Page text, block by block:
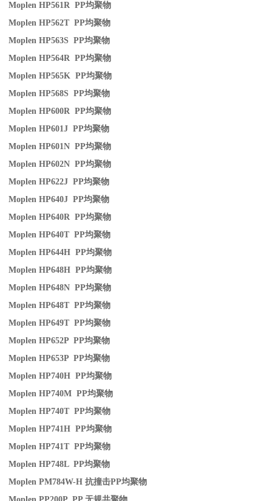
Moplen HP561R PP均聚物
Moplen HP562T PP均聚物
Moplen HP563S PP均聚物
Moplen HP564R PP均聚物
Moplen HP565K PP均聚物
Moplen HP568S PP均聚物
Moplen HP600R PP均聚物
Moplen HP601J PP均聚物
Moplen HP601N PP均聚物
Moplen HP602N PP均聚物
Moplen HP622J PP均聚物
Moplen HP640J PP均聚物
Moplen HP640R PP均聚物
Moplen HP640T PP均聚物
Moplen HP644H PP均聚物
Moplen HP648H PP均聚物
Moplen HP648N PP均聚物
Moplen HP648T PP均聚物
Moplen HP649T PP均聚物
Moplen HP652P PP均聚物
Moplen HP653P PP均聚物
Moplen HP740H PP均聚物
Moplen HP740M PP均聚物
Moplen HP740T PP均聚物
Moplen HP741H PP均聚物
Moplen HP741T PP均聚物
Moplen HP748L PP均聚物
Moplen PM784W-H抗撞击PP均聚物